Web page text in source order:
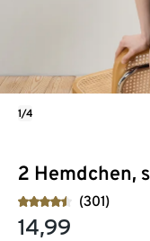
2 Hemdchen,
(301)
14,99
1/4